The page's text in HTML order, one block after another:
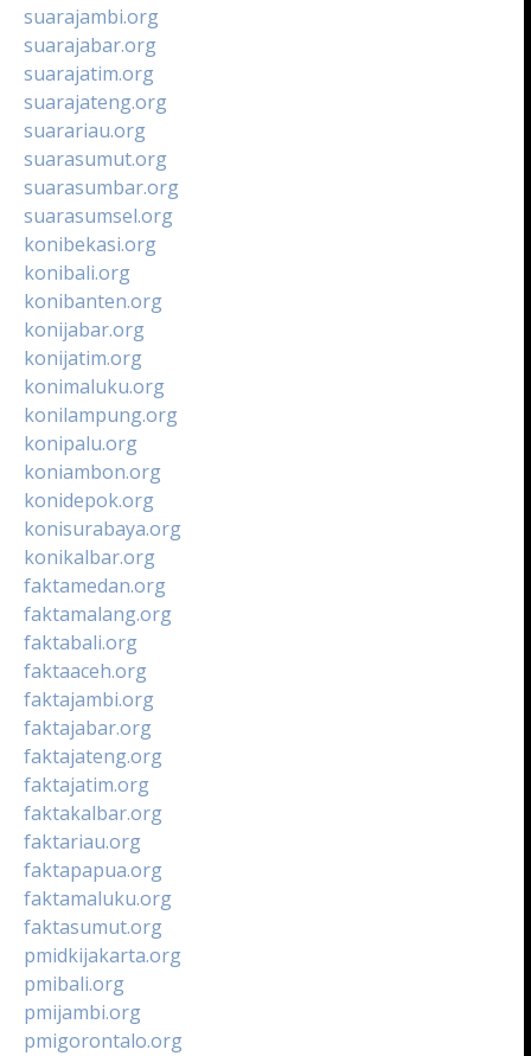
suarajambi.org
suarajabar.org
suarajatim.org
suarajateng.org
suarariau.org
suarasumut.org
suarasumbar.org
suarasumsel.org
konibekasi.org
konibali.org
konibanten.org
konijabar.org
konijatim.org
konimaluku.org
konilampung.org
konipalu.org
koniambon.org
konidepok.org
konisurabaya.org
konikalbar.org
faktamedan.org
faktamalang.org
faktabali.org
faktaaceh.org
faktajambi.org
faktajabar.org
faktajateng.org
faktajatim.org
faktakalbar.org
faktariau.org
faktapapua.org
faktamaluku.org
faktasumut.org
pmidkijakarta.org
pmibali.org
pmijambi.org
pmigorontalo.org